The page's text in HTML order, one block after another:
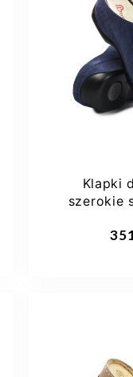
Klapki
szerokie